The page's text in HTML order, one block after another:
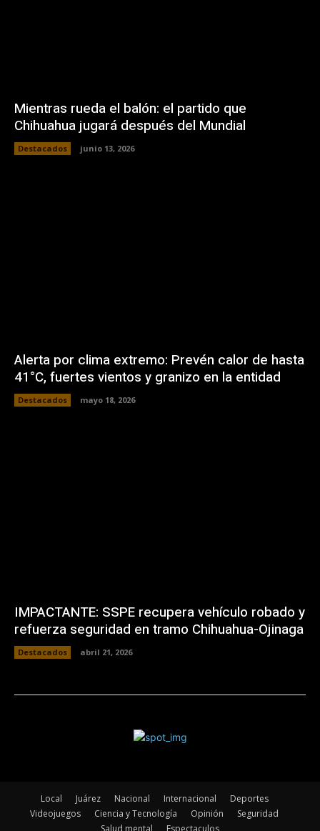
Mientras rueda el balón: el partido que
Chihuahua jugará después del Mundial
Destacados junio 13, 2026
Alerta por clima extremo: Prevén calor de hasta
41°C, fuertes vientos y granizo en la entidad
Destacados mayo 18, 2026
IMPACTANTE: SSPE recupera vehículo robado y
refuerza seguridad en tramo Chihuahua-Ojinaga
Destacados abril 21, 2026
Local Juárez Nacional Internacional
Deportes
Videojuegos
Ciencia y Tecnología Opinión
Seguridad
Salud mental
Espectaculos